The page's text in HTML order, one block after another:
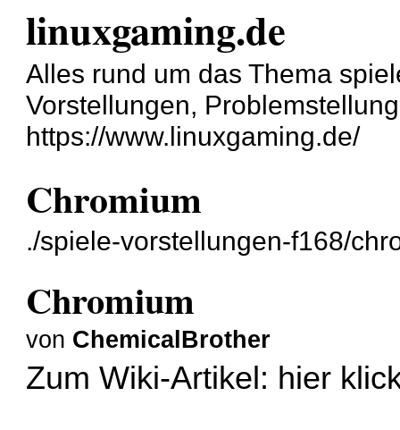
linuxgaming.de
Alles rund um das Thema
Vorstellungen,
https://www.linuxgaming.de/
Chromium
./spiele-vorstellungen-f168/
Chromium
von ChemicalBrother
Zum Wiki-Artikel: hier